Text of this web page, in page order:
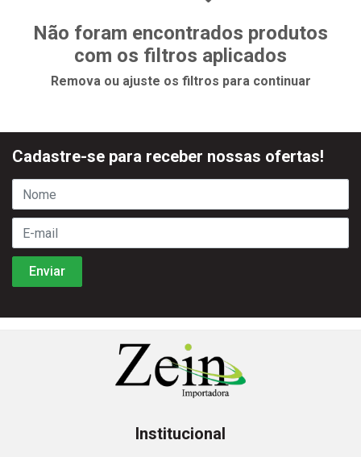
Não foram encontrados produtos
com os filtros aplicados
Remova ou ajuste os filtros para continuar
Cadastre-se para receber nossas ofertas!
Institucional